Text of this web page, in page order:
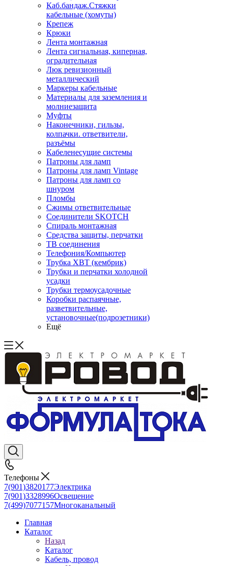
Каб.бандаж.Стяжки
кабельные (хомуты)
Крепеж
Крюки
Лента монтажная
Лента сигнальная, киперная,
оградительная
Люк ревизионный
металлический
Маркеры кабельные
Материалы для заземления и
молниезащита
Муфты
Наконечники, гильзы,
колпачки. ответвители,
разъёмы
Кабеленесущие системы
Патроны для ламп
Патроны для ламп Vintage
Патроны для ламп со
шнуром
Пломбы
Сжимы ответвительные
Соединители SKOTCH
Спираль монтажная
Средства защиты, перчатки
ТВ соединения
Телефония/Компьютер
Трубка ХВТ (кембрик)
Трубки и перчатки холодной
усадки
Трубки термоусадочные
Коробки распаячные,
разветвительные,
установочные(подрозетники)
Ещё
Телефоны
7(901)3820177Электрика
7(901)3328996Освещение
7(499)7077157Многоканальный
Главная
Каталог
Назад
Каталог
Кабель, провод